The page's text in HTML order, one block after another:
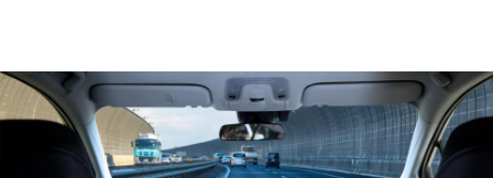
Transportes